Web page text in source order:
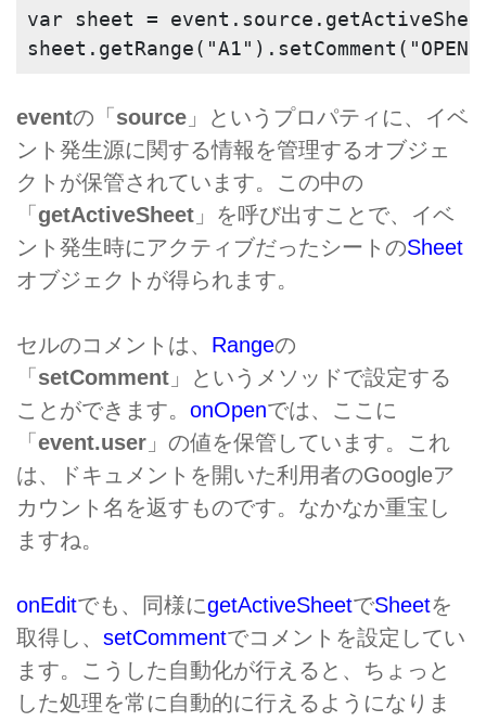
var sheet =
eventの「 source 」というプロパティに、イベ
ント発生源に関する情報を管理するオブジェ
クトが保管されています。この中の
「 getActiveSheet 」を呼び出すことで、イベ
ント発生時にアクティブだったシートのSheet
オブジェクトが得られます。
セルのコメントは、 Rangeの
「 setComment 」というメソッドで設定する
ことができます。 onOpenでは、ここに
「 event.user 」の値を保管しています。これ
は、ドキュメントを開いた利用者のGoogleア
カウント名を返すものです。なかなか重宝し
ますね。
onEditでも、同様にgetActiveSheetでSheetを
取得し、 setCommentでコメントを設定してい
ます。こうした自動化が行えると、ちょっと
した処理を常に自動的に行えるようになりま